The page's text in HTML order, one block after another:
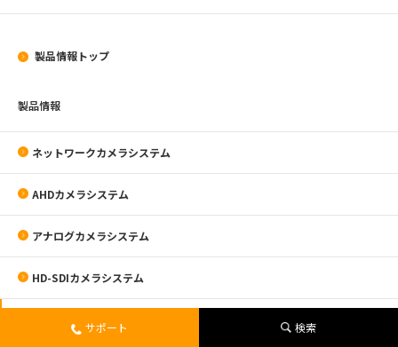
製品情報トップ
製品情報
ネットワークカメラシステム
AHDカメラシステム
アナログカメラシステム
HD-SDIカメラシステム
サポート 検索